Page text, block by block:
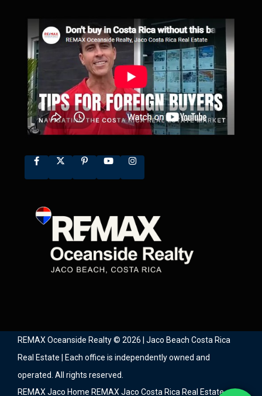
REMAX Oceanside Realty © 2026 | Jaco Beach Costa Rica
Real Estate | Each office is independently owned and
operated. All rights reserved.
REMAX Jaco Home REMAX Jaco Costa Rica Real Estate